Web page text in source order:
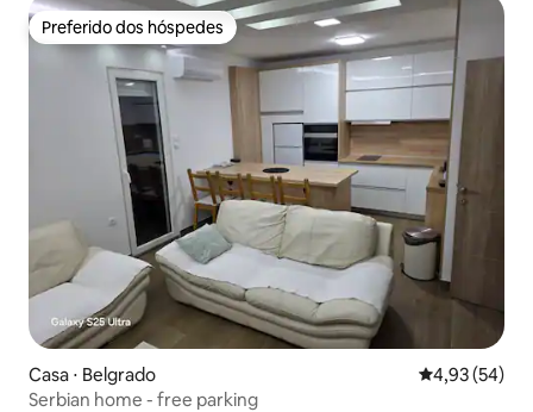
Preferido dos hóspedes
Preferido dos hóspedes
Casa ⋅ Belgrado 4,93 de uma
4,93 (54)
Serbian home - free parking